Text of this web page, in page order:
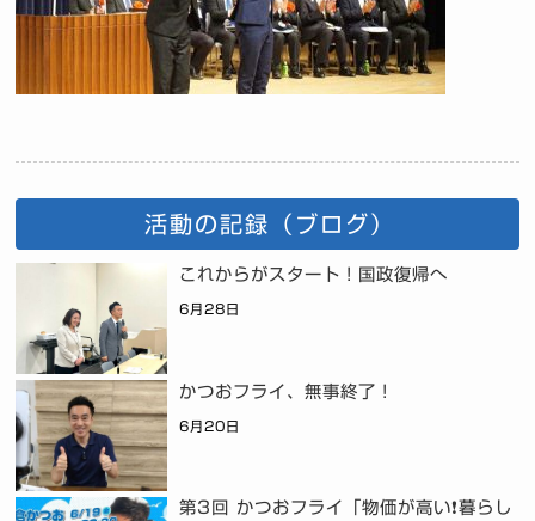
活動の記録（ブログ）
これからがスタート！国政復帰へ
6月28日
かつおフライ、無事終了！
6月20日
第3回 かつおフライ「物価が高い❗暮らし